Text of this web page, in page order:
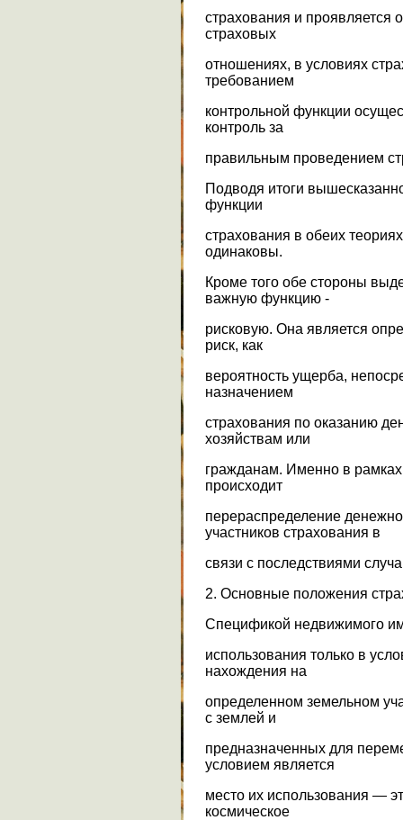
страхования и проявляется
страховых
отношениях, в условиях
требованием
контрольной функции
контроль за
правильным проведением
Подводя итоги
функции
страхования в обеих
одинаковы.
Кроме того обе стороны
важную функцию -
рисковую. Она является
риск, как
вероятность ущерба,
назначением
страхования по оказанию
хозяйствам или
гражданам. Именно в
происходит
перераспределение
участников страхования в
связи с последствиями
2. Основные положения
Спецификой недвижимого
использования только в
нахождения на
определенном земельном
с землей и
предназначенных для
условием является
место их использования —
космическое